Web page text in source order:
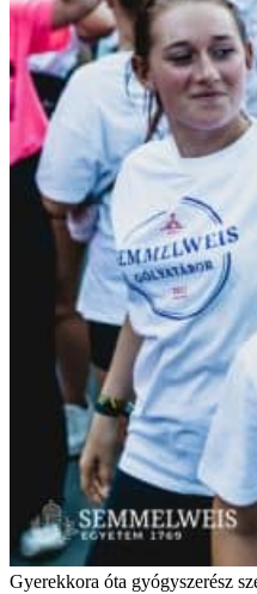
Gyerekkora óta gyógyszerész